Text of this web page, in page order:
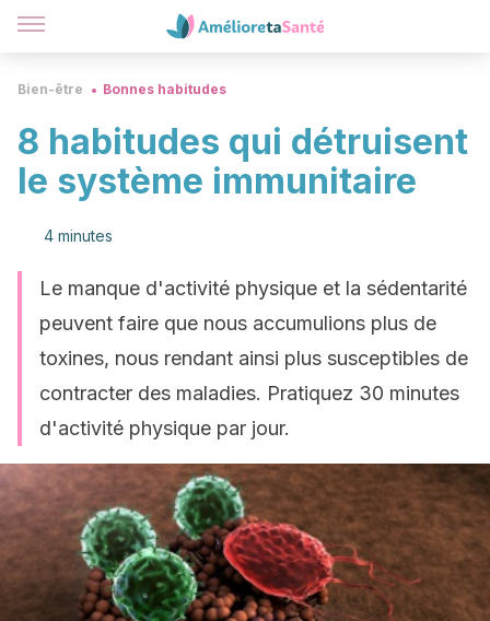
Bien-être Bonnes habitudes
8 habitudes qui détruisent
le système immunitaire
4 minutes
Le manque d'activité physique et la sédentarité
peuvent faire que nous accumulions plus de
toxines, nous rendant ainsi plus susceptibles de
contracter des maladies. Pratiquez 30 minutes
d'activité physique par jour.